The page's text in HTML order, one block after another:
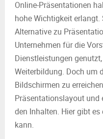
Online-Präsentationen
hohe Wichtigkeit
Alternative zu
Unternehmen für die
Dienstleistungen
Weiterbildung. Doch um
Bildschirmen zu
Präsentationslayout und
den Inhalten. Hier gibt
kann.